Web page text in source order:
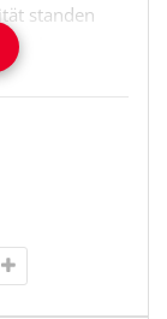
standen
einer
Europas
In der
und
die Vorteile
„Die